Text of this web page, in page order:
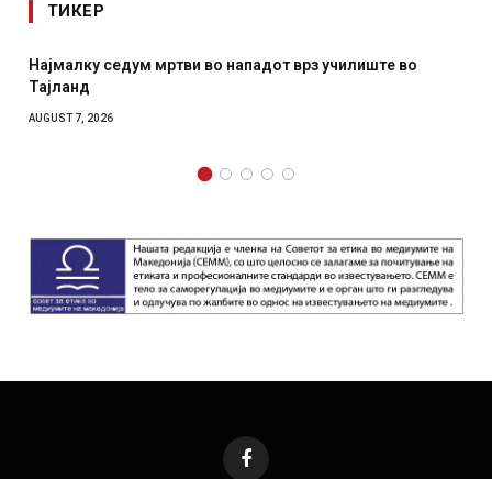
ТИКЕР
седум мртви во нападот врз училиште во
СОЗИС:
Facebook